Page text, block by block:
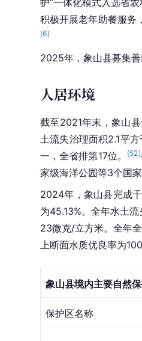
护”一体化模式入选省
积极开展老年助餐服务
[6]
2025年，象山县募集
人居环境
截至2021年末，象山
土流失治理面积2.1平
一，全省排第17位。
[52]
家级海洋公园等3个国
2024年，象山县完成
为45.13%。全年水土
23微克/立方米。全年
上断面水质优良率为
象山县境内主要自然
保护区名称